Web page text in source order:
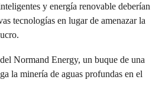
y energía renovable deberían
tecnologías en lugar de amenazar la